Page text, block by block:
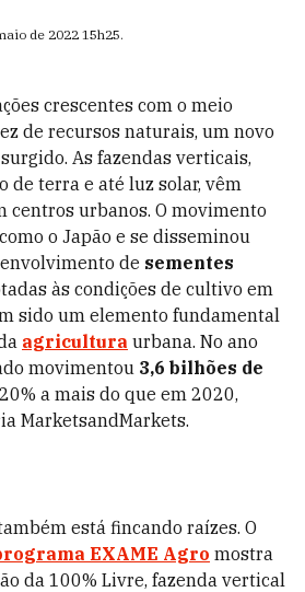
de 2022 15h25.
crescentes com o meio
de recursos naturais, um novo
As fazendas verticais,
de terra e até luz solar, vêm
centros urbanos. O movimento
o Japão e se disseminou
de sementes
às condições de cultivo em
sido um elemento fundamental
agricultura urbana. No ano
movimentou 3,6 bilhões de
a mais do que em 2020,
MarketsandMarkets.
está fincando raízes. O
EXAME Agro mostra
da 100% Livre, fazenda vertical